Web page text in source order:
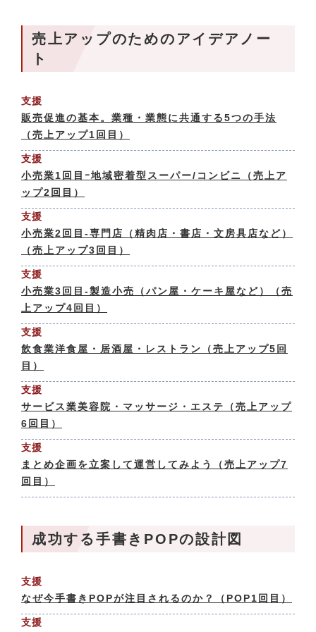
売上アップのためのアイデアノー
ト
支援
販売促進の基本。業種・業態に共通する5つの手法
（売上アップ1回目）
支援
小売業1回目ｰ地域密着型スーパー/コンビニ（売上ア
ップ2回目）
支援
小売業2回目-専門店（精肉店・書店・文房具店など）
（売上アップ3回目）
支援
小売業3回目-製造小売（パン屋・ケーキ屋など）（売
上アップ4回目）
支援
飲食業洋食屋・居酒屋・レストラン（売上アップ5回
目）
支援
サービス業美容院・マッサージ・エステ（売上アップ
6回目）
支援
まとめ企画を立案して運営してみよう（売上アップ7
回目）
成功する手書きPOPの設計図
支援
なぜ今手書きPOPが注目されるのか？（POP1回目）
支援